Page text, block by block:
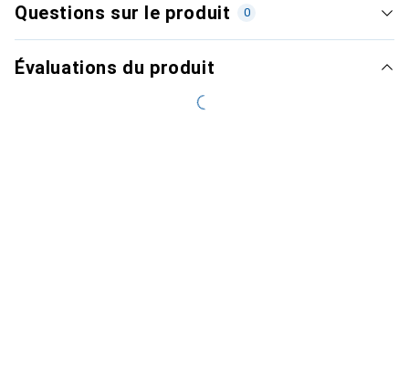
Questions sur le produit 0
Évaluations du produit